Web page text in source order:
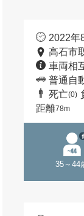
2022年
高石市
車両相
普通自
死亡(0)
距離78m
35～44